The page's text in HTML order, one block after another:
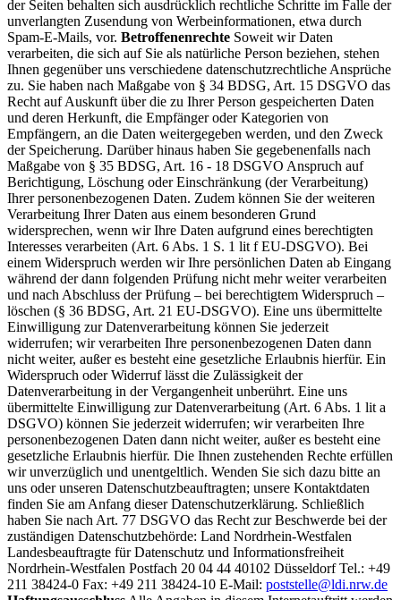
der Seiten behalten sich ausdrücklich rechtliche Schritte im Falle der
unverlangten Zusendung von Werbeinformationen, etwa durch
Spam-E-Mails, vor. Betroffenenrechte Soweit wir Daten
verarbeiten, die sich auf Sie als natürliche Person beziehen, stehen
Ihnen gegenüber uns verschiedene datenschutzrechtliche Ansprüche
zu. Sie haben nach Maßgabe von § 34 BDSG, Art. 15 DSGVO das
Recht auf Auskunft über die zu Ihrer Person gespeicherten Daten
und deren Herkunft, die Empfänger oder Kategorien von
Empfängern, an die Daten weitergegeben werden, und den Zweck
der Speicherung. Darüber hinaus haben Sie gegebenenfalls nach
Maßgabe von § 35 BDSG, Art. 16 - 18 DSGVO Anspruch auf
Berichtigung, Löschung oder Einschränkung (der Verarbeitung)
Ihrer personenbezogenen Daten. Zudem können Sie der weiteren
Verarbeitung Ihrer Daten aus einem besonderen Grund
widersprechen, wenn wir Ihre Daten aufgrund eines berechtigten
Interesses verarbeiten (Art. 6 Abs. 1 S. 1 lit f EU-DSGVO). Bei
einem Widerspruch werden wir Ihre persönlichen Daten ab Eingang
während der dann folgenden Prüfung nicht mehr weiter verarbeiten
und nach Abschluss der Prüfung – bei berechtigtem Widerspruch –
löschen (§ 36 BDSG, Art. 21 EU-DSGVO). Eine uns übermittelte
Einwilligung zur Datenverarbeitung können Sie jederzeit
widerrufen; wir verarbeiten Ihre personenbezogenen Daten dann
nicht weiter, außer es besteht eine gesetzliche Erlaubnis hierfür. Ein
Widerspruch oder Widerruf lässt die Zulässigkeit der
Datenverarbeitung in der Vergangenheit unberührt. Eine uns
übermittelte Einwilligung zur Datenverarbeitung (Art. 6 Abs. 1 lit a
DSGVO) können Sie jederzeit widerrufen; wir verarbeiten Ihre
personenbezogenen Daten dann nicht weiter, außer es besteht eine
gesetzliche Erlaubnis hierfür. Die Ihnen zustehenden Rechte erfüllen
wir unverzüglich und unentgeltlich. Wenden Sie sich dazu bitte an
uns oder unseren Datenschutzbeauftragten; unsere Kontaktdaten
finden Sie am Anfang dieser Datenschutzerklärung. Schließlich
haben Sie nach Art. 77 DSGVO das Recht zur Beschwerde bei der
zuständigen Datenschutzbehörde: Land Nordrhein-Westfalen
Landesbeauftragte für Datenschutz und Informationsfreiheit
Nordrhein-Westfalen Postfach 20 04 44 40102 Düsseldorf Tel.: +49
211 38424-0 Fax: +49 211 38424-10 E-Mail: poststelle@ldi.nrw.de